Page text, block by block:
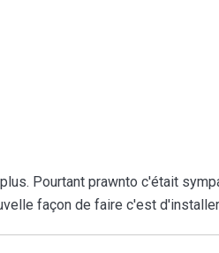
Pourtant prawnto c'était
façon de faire c'est